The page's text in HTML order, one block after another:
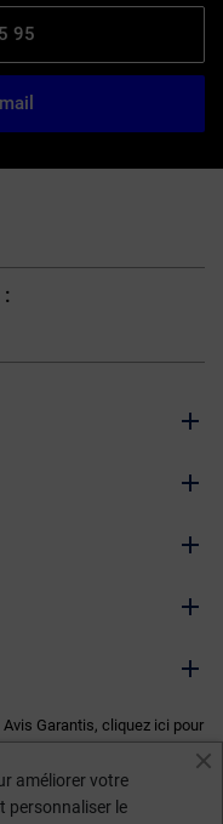
95
Garantis, cliquez ici pour
améliorer votre
personnaliser le